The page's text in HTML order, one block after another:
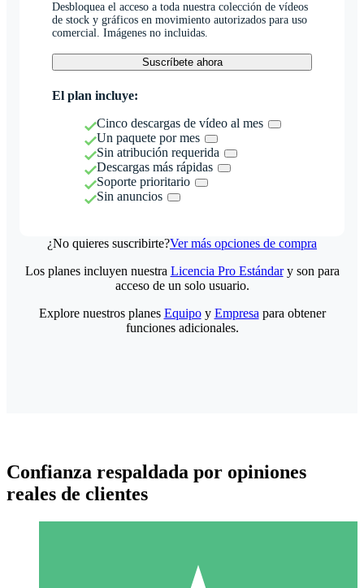
Desbloquea el acceso a toda nuestra colección de vídeos
de stock y gráficos en movimiento autorizados para uso
comercial. Imágenes no incluidas.
Suscríbete ahora
El plan incluye:
Cinco descargas de vídeo al mes
Un paquete por mes
Sin atribución requerida
Descargas más rápidas
Soporte prioritario
Sin anuncios
¿No quieres suscribirte?Ver más opciones de compra
Los planes incluyen nuestra Licencia Pro Estándary son para
acceso de un solo usuario.
Explore nuestros planes Equipoy Empresa para obtener
funciones adicionales.
Confianza respaldada por opiniones
reales de clientes